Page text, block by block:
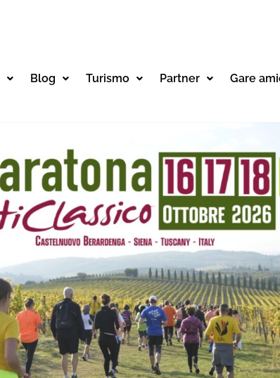
Blog Turismo Partner Gare